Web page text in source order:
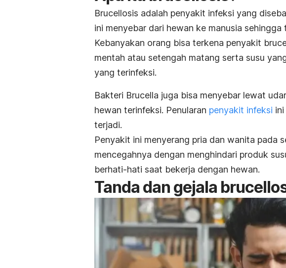
Brucellosis adalah penyakit infeksi yang
ini menyebar dari hewan ke manusia sehingga
Kebanyakan orang bisa terkena penyakit
mentah atau setengah matang serta susu
yang terinfeksi.
Bakteri Brucella juga bisa menyebar lewat
hewan terinfeksi. Penularan penyakit infeksi
terjadi.
Penyakit ini menyerang pria dan wanita pada
mencegahnya dengan menghindari produk
berhati-hati saat bekerja dengan hewan.
Tanda dan gejala